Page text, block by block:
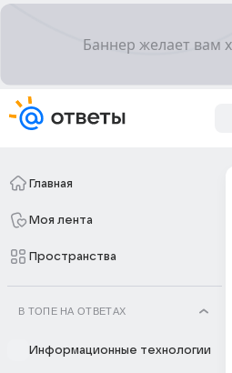
Главная
Моя лента
Пространства
В ТОПЕ НА ОТВЕТАХ
Информационные технологии